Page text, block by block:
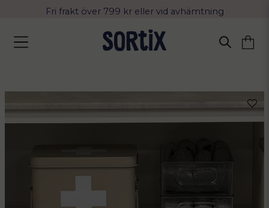
Fri frakt över 799 kr eller vid avhämtning
Leverans 2-4 arbetsdagar med Postnord